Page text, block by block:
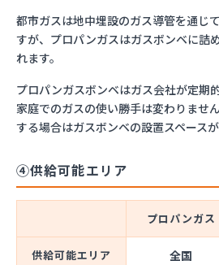
都市ガスは地中埋設のガス導管を通じ
すが、プロパンガスはガスボンベに詰
れます。
プロパンガスボンベはガス会社が定期
家庭でのガスの使い勝手は変わりませ
する場合はガスボンベの設置スペースが
④供給可能エリア
プロパンガス
供給可能エリア 全国